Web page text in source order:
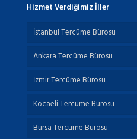
Hizmet Verdiğimiz İller
İstanbul Tercüme Bürosu
Ankara Tercüme Bürosu
İzmir Tercüme Bürosu
Kocaeli Tercüme Bürosu
Bursa Tercüme Bürosu